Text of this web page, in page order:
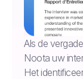
Als de
Noota uw
Het